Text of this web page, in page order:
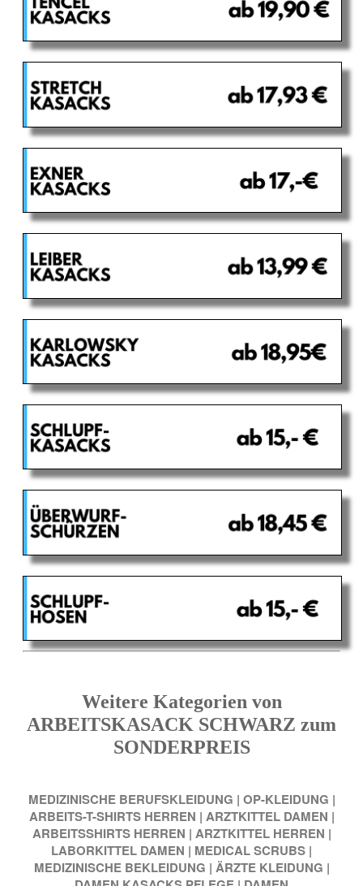
Weitere Kategorien von
ARBEITSKASACK SCHWARZ zum
SONDERPREIS
MEDIZINISCHE BERUFSKLEIDUNG | OP-KLEIDUNG |
ARBEITS-T-SHIRTS HERREN | ARZTKITTEL DAMEN |
ARBEITSSHIRTS HERREN | ARZTKITTEL HERREN |
LABORKITTEL DAMEN | MEDICAL SCRUBS |
MEDIZINISCHE BEKLEIDUNG | ÄRZTE KLEIDUNG |